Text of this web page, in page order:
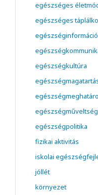
egészséges
egészséges
egészséginformáció
egészségkultúra
egészségműveltség
egészségpolitika
fizikai aktivitás
iskolai
jóllét
környezet